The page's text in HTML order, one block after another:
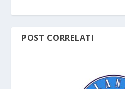
POST CORRELATI